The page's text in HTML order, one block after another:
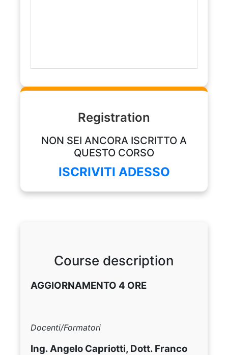
Registration
NON SEI ANCORA ISCRITTO A
QUESTO CORSO
ISCRIVITI ADESSO
Course description
AGGIORNAMENTO 4 ORE
Docenti/Formatori
Ing. Angelo Capriotti, Dott. Franco